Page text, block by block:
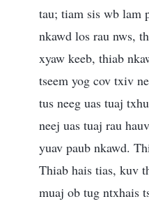
tau; tiam sis wb lam
nkawd los rau nws,
xyaw keeb, thiab
tseem yog cov txiv
tus neeg uas tuaj
neej uas tuaj rau
yuav paub nkawd.
Thiab hais tias, kuv
muaj ob tug ntxhais